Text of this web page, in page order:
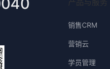
产品与服务
销售CRM
营销云
学员管理